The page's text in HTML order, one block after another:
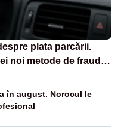
plata parcării.
noi metode de fraudă
în august. Norocul le